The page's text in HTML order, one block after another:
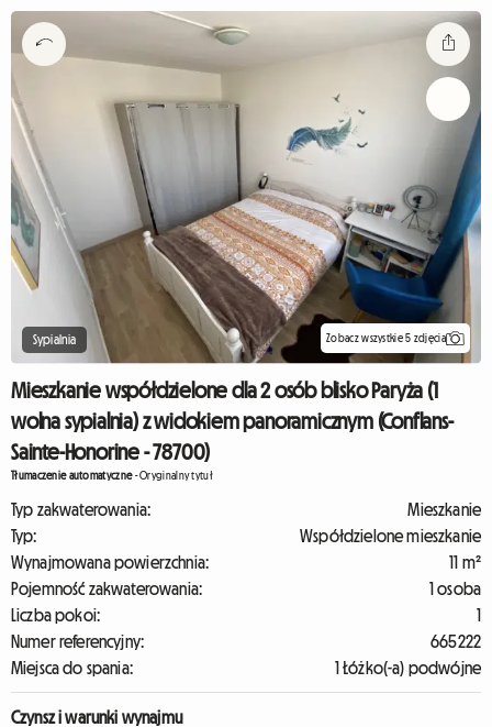
Sypialnia Zobacz wszystkie 5 zdjęcia
Mieszkanie współdzielone dla 2 osób blisko Paryża (1
wolna sypialnia) z widokiem panoramicznym (Conflans-
Sainte-Honorine - 78700)
Tłumaczenie automatyczne-Oryginalny tytuł
Typ zakwaterowania:
Mieszkanie
Typ:
Współdzielone mieszkanie
Wynajmowana powierzchnia:
11 m²
Pojemność zakwaterowania:
1 osoba
Liczba pokoi:
1
Numer referencyjny:
665222
Miejsca do spania:
1 Łóżko(-a) podwójne
Czynsz i warunki wynajmu